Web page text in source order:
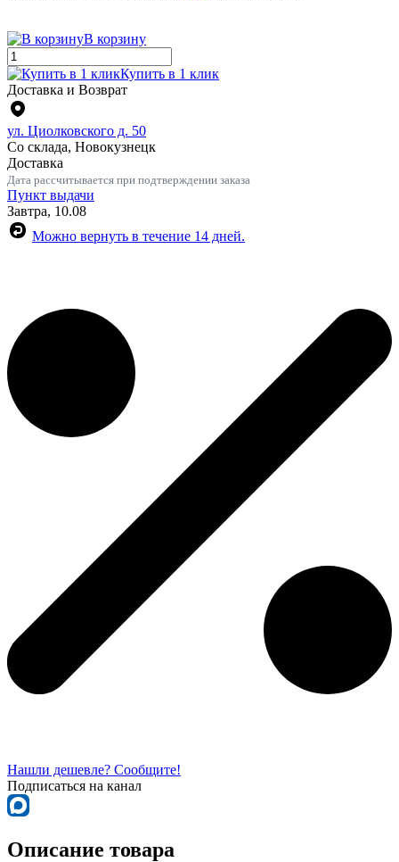
В корзину
Купить в 1 клик
Доставка и Возврат
ул. Циолковского д. 50
Со склада, Новокузнецк
Доставка
Дата рассчитывается при подтверждении заказа
Пункт выдачи
Завтра, 10.08
Можно вернуть в течение 14 дней.
Нашли дешевле? Сообщите!
Подписаться на канал
Описание товара